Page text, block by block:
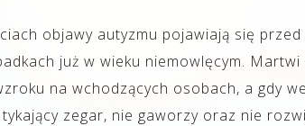
objawy autyzmu pojawiają się
już w wieku niemowlęcym.
na wchodzących osobach, a gdy
zegar, nie gaworzy oraz nie